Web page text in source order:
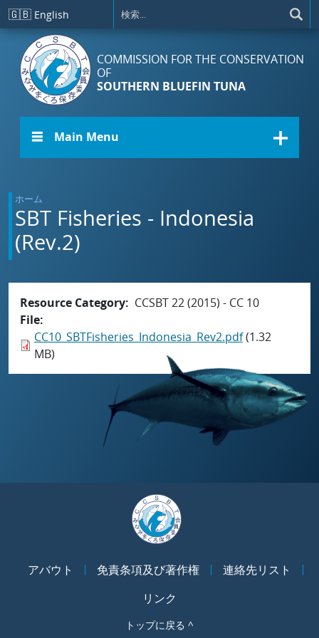
メインコンテンツに移動
🇬🇧 English
COMMISSION FOR THE CONSERVATION
OF
SOUTHERN BLUEFIN TUNA
☰ Main Menu
ホーム
SBT Fisheries - Indonesia
(Rev.2)
Resource Category
CCSBT 22 (2015) - CC 10
File
CC10_SBTFisheries_Indonesia_Rev2.pdf(1.32
MB)
アバウト 免責条項及び著作権
連絡先リスト
リンク
トップに戻る ^